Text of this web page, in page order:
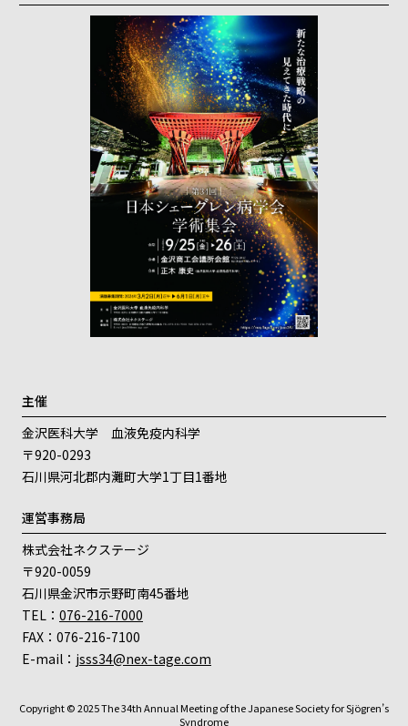
主催
金沢医科大学 血液免疫内科学
〒920-0293
石川県河北郡内灘町大学1丁目1番地
運営事務局
株式会社ネクステージ
〒920-0059
石川県金沢市示野町南45番地
TEL： 076-216-7000
FAX：076-216-7100
E-mail： jsss34@nex-tage.com
Copyright © 2025 The 34th Annual Meeting of the Japanese Society for Sjögren’s
Syndrome